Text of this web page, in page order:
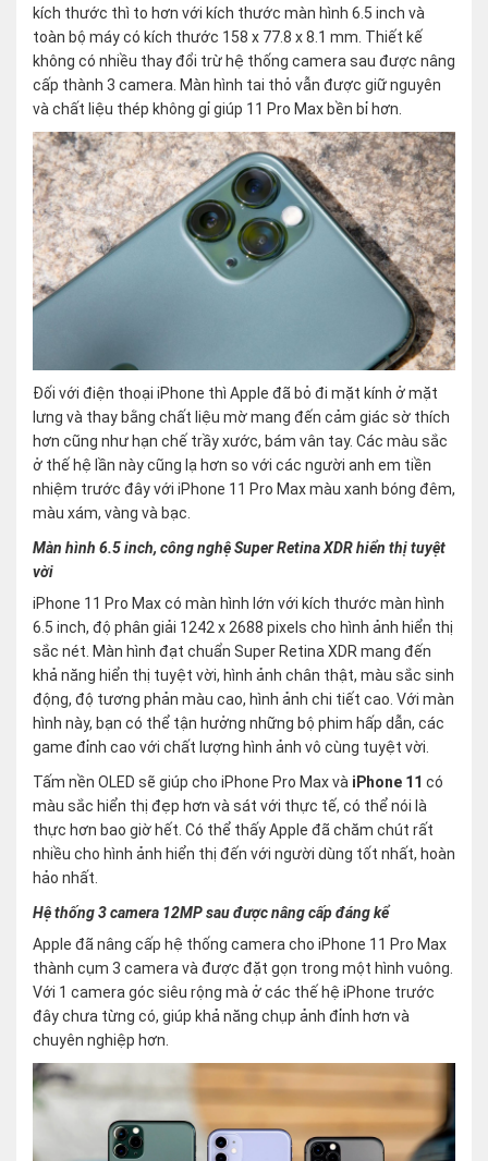
kích thước thì to hơn với kích thước màn hình 6.5 inch và
toàn bộ máy có kích thước 158 x 77.8 x 8.1 mm. Thiết kế
không có nhiều thay đổi trừ hệ thống camera sau được nâng
cấp thành 3 camera. Màn hình tai thỏ vẫn được giữ nguyên
và chất liệu thép không gỉ giúp 11 Pro Max bền bỉ hơn.
Đối với điện thoại iPhone thì Apple đã bỏ đi mặt kính ở mặt
lưng và thay bằng chất liệu mờ mang đến cảm giác sờ thích
hơn cũng như hạn chế trầy xước, bám vân tay. Các màu sắc
ở thế hệ lần này cũng lạ hơn so với các người anh em tiền
nhiệm trước đây với iPhone 11 Pro Max màu xanh bóng đêm,
màu xám, vàng và bạc.
Màn hình 6.5 inch, công nghệ Super Retina XDR hiển thị tuyệt
vời
iPhone 11 Pro Max có màn hình lớn với kích thước màn hình
6.5 inch, độ phân giải 1242 x 2688 pixels cho hình ảnh hiển thị
sắc nét. Màn hình đạt chuẩn Super Retina XDR mang đến
khả năng hiển thị tuyệt vời, hình ảnh chân thật, màu sắc sinh
động, độ tương phản màu cao, hình ảnh chi tiết cao. Với màn
hình này, bạn có thể tận hưởng những bộ phim hấp dẫn, các
game đỉnh cao với chất lượng hình ảnh vô cùng tuyệt vời.
Tấm nền OLED sẽ giúp cho iPhone Pro Max và iPhone 11 có
màu sắc hiển thị đẹp hơn và sát với thực tế, có thể nói là
thực hơn bao giờ hết. Có thể thấy Apple đã chăm chút rất
nhiều cho hình ảnh hiển thị đến với người dùng tốt nhất, hoàn
hảo nhất.
Hệ thống 3 camera 12MPsau được nâng cấp đáng kể
Apple đã nâng cấp hệ thống camera cho iPhone 11 Pro Max
thành cụm 3 camera và được đặt gọn trong một hình vuông.
Với 1 camera góc siêu rộng mà ở các thế hệ iPhone trước
đây chưa từng có, giúp khả năng chụp ảnh đỉnh hơn và
chuyên nghiệp hơn.